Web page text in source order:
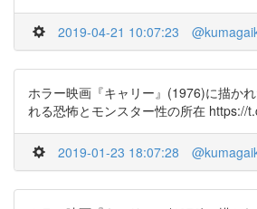
2019-04-21 10:07:23
ホラー映画『キャリー』(1976)に描か
れる恐怖とモンスター性の所在 https://
2019-01-23 18:07:28